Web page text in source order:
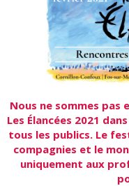
Nous ne sommes pas
Les Élancées 2021
tous les publics. Le
compagnies et le
uniquement aux